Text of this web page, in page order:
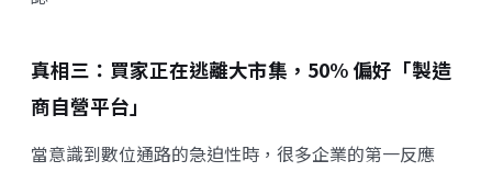
真相三：買家正在逃離大市集，50% 偏好「製造
商自營平台」
當意識到數位通路的急迫性時，很多企業的第一反應